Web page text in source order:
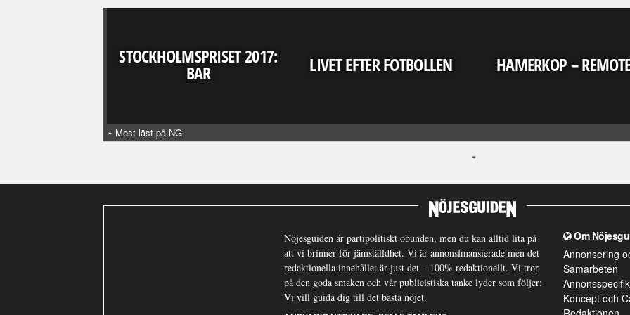
STOCKHOLMSPRISET 2017:
BAR LIVET EFTER FOTBOLLEN HAMERKOP –
Mest läst på NG
Nöjesguiden är partipolitiskt obunden, men du kan alltid lita på
att vi brinner för jämställdhet. Vi är annonsfinansierade men det
redaktionella innehållet är just det – 100% redaktionellt. Vi tror
på den goda smaken och vår publicistiska tanke lyder som följer:
Vi vill guida dig till det bästa nöjet.
Om
Annonsering
Samarbeten
Koncept och